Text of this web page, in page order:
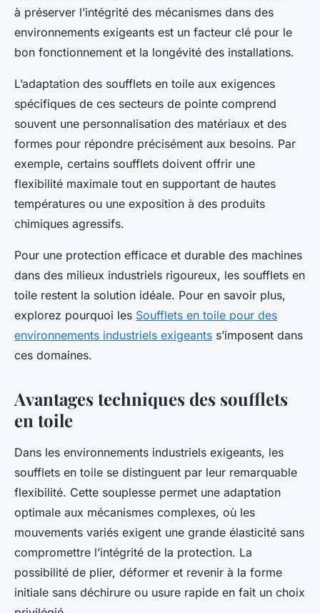
à préserver l’intégrité des mécanismes dans des
environnements exigeants est un facteur clé pour le
bon fonctionnement et la longévité des installations.
L’adaptation des soufflets en toile aux exigences
spécifiques de ces secteurs de pointe comprend
souvent une personnalisation des matériaux et des
formes pour répondre précisément aux besoins. Par
exemple, certains soufflets doivent offrir une
flexibilité maximale tout en supportant de hautes
températures ou une exposition à des produits
chimiques agressifs.
Pour une protection efficace et durable des machines
dans des milieux industriels rigoureux, les soufflets en
toile restent la solution idéale. Pour en savoir plus,
explorez pourquoi les Soufflets en toile pour des
environnements industriels exigeants s’imposent dans
ces domaines.
Avantages techniques des soufflets
en toile
Dans les environnements industriels exigeants, les
soufflets en toile se distinguent par leur remarquable
flexibilité. Cette souplesse permet une adaptation
optimale aux mécanismes complexes, où les
mouvements variés exigent une grande élasticité sans
compromettre l’intégrité de la protection. La
possibilité de plier, déformer et revenir à la forme
initiale sans déchirure ou usure rapide en fait un choix